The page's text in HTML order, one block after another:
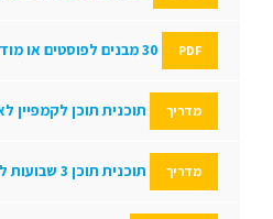
PDF
מדריך תוכנית תוכן לקמפיין
מדריך תוכנית תוכן 3 שבועות לשיווק סדנה/קורס